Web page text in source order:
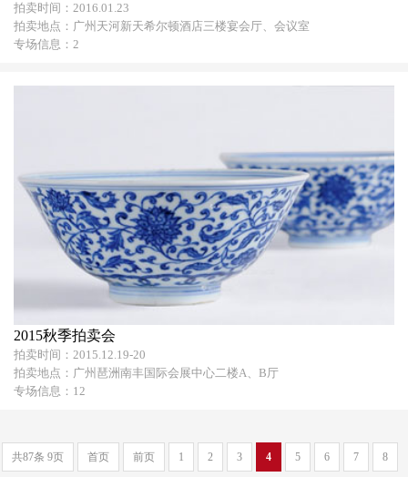
拍卖时间：2016.01.23
拍卖地点：广州天河新天希尔顿酒店三楼宴会厅、会议室
专场信息：2
2015秋季拍卖会
拍卖时间：2015.12.19-20
拍卖地点：广州琶洲南丰国际会展中心二楼A、B厅
专场信息：12
共87条 9页 首页 前页 1 2 3 4 5 6 7 8